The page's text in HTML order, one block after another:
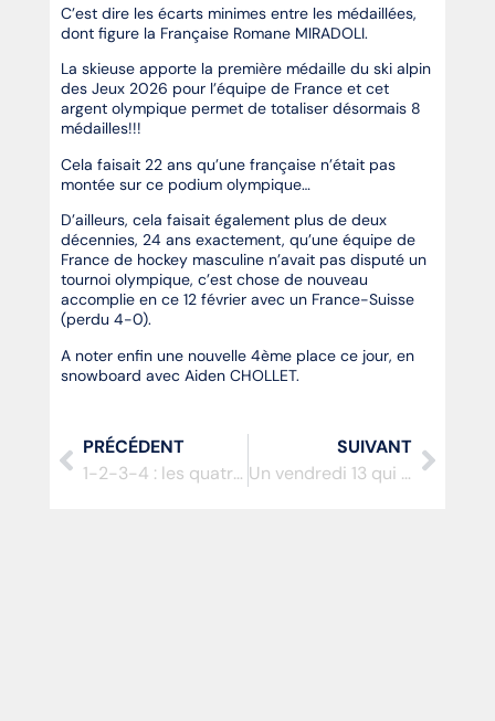
C’est dire les écarts minimes entre les médaillées,
dont figure la Française Romane MIRADOLI.
La skieuse apporte la première médaille du ski alpin
des Jeux 2026 pour l’équipe de France et cet
argent olympique permet de totaliser désormais 8
médailles!!!
Cela faisait 22 ans qu’une française n’était pas
montée sur ce podium olympique…
D’ailleurs, cela faisait également plus de deux
décennies, 24 ans exactement, qu’une équipe de
France de hockey masculine n’avait pas disputé un
tournoi olympique, c’est chose de nouveau
accomplie en ce 12 février avec un France-Suisse
(perdu 4-0).
A noter enfin une nouvelle 4ème place ce jour, en
snowboard avec Aiden CHOLLET.
PRÉCÉDENT
1-2-3-4 : les quatre chiffres de ce 11 février
SUIVANT
Un vendredi 13 qui marquera